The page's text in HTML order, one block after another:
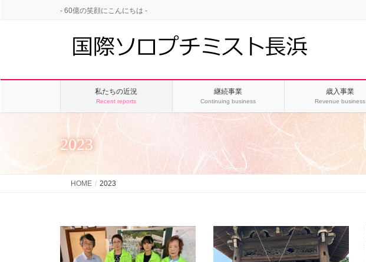
- 60億の笑顔にこんにちは -
私たちの近況
Recent reports
継続事業
Continuing business
歳入事業
Revenue business
2023
HOME 2023